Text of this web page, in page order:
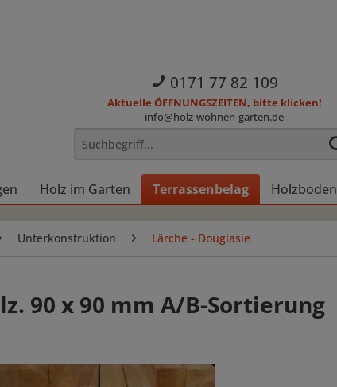
0171 77 82 109
Aktuelle ÖFFNUNGSZEITEN, bitte klicken!
info@holz-wohnen-garten.de
Holz im Garten Terrassenbelag Holzboden
Unterkonstruktion Lärche - Douglasie
90 x 90 mm A/B-Sortierung